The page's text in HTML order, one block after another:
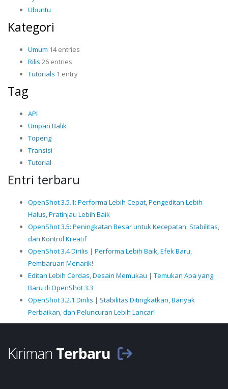
Ubuntu
Kategori
Umum 14 entries
Rilis 26 entries
Tutorials 1 entry
Tag
API
Umpan Balik
Topeng
Transisi
Tutorial
Entri terbaru
OpenShot 3.5.1: Performa Lebih Cepat, Pengeditan Lebih
Halus, Pratinjau Lebih Baik
OpenShot 3.5: Peningkatan Besar untuk Kecepatan, Stabilitas,
dan Kontrol Kreatif
OpenShot 3.4 Dirilis | Performa Lebih Baik, Efek Baru,
Pembaruan Menarik!
Editan Lebih Cerdas, Desain Memukau | Temukan Apa yang
Baru di OpenShot 3.3
OpenShot 3.2.1 Dirilis | Stabilitas Ditingkatkan, Banyak
Perbaikan, dan Peluncuran Lebih Lancar!
Kiriman Terbaru